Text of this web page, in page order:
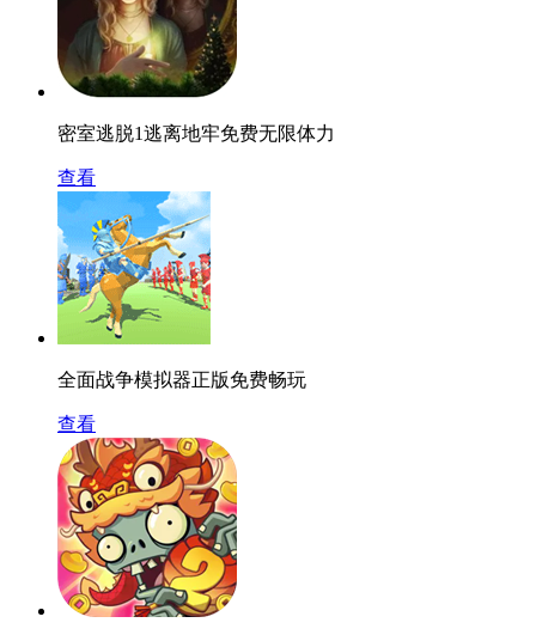
密室逃脱1逃离地牢免费无限体力
查看
全面战争模拟器正版免费畅玩
查看